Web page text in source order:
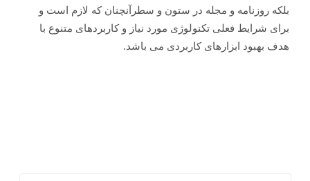
بلکه روزنامه و مجله در ستون و سطرآنچنان که لازم است و
برای شرایط فعلی تکنولوژی مورد نیاز و کاربردهای متنوع با
هدف بهبود ابزارهای کاربردی می باشد.